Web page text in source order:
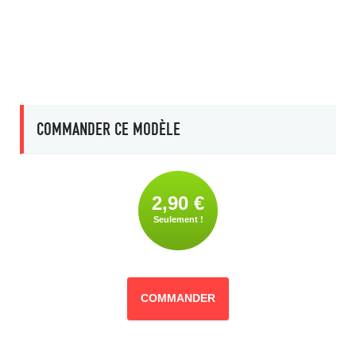
COMMANDER CE MODÈLE
2,90 €
Seulement !
COMMANDER